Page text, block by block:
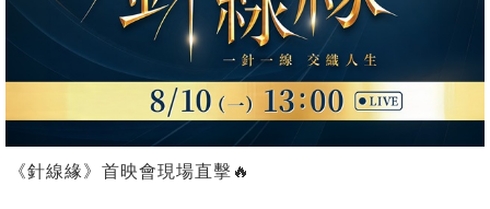
《針線緣》首映會現場直擊🔥